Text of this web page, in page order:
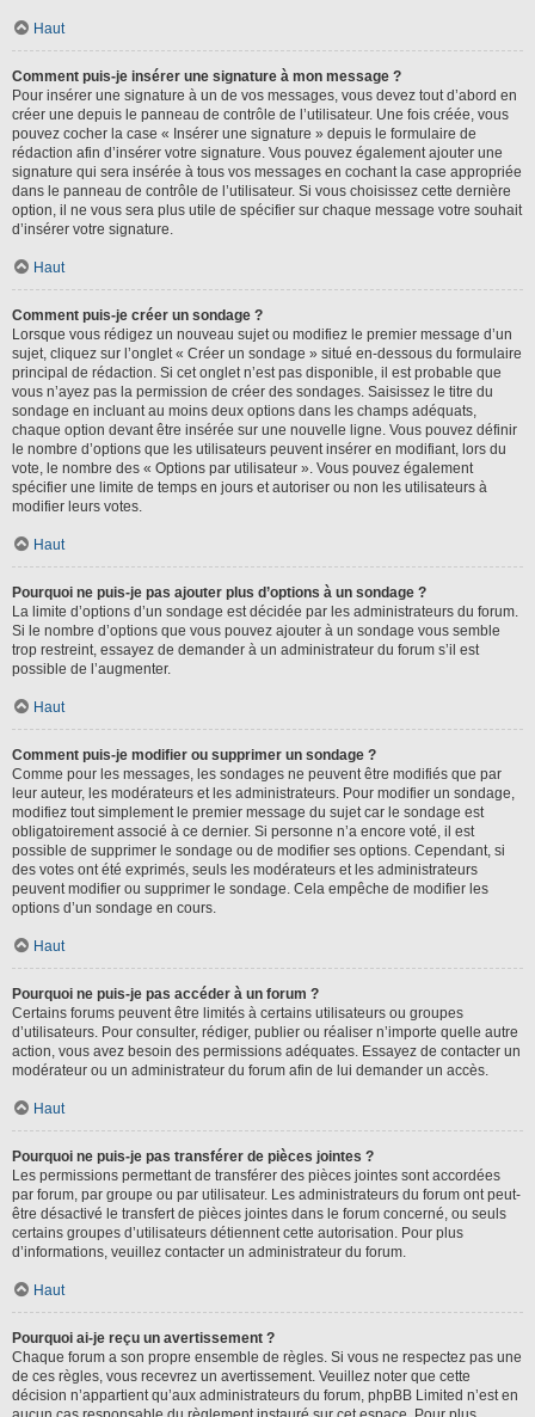
Haut
Comment puis-je insérer une signature à mon message ?
Pour insérer une signature à un de vos messages, vous devez tout d’abord en
créer une depuis le panneau de contrôle de l’utilisateur. Une fois créée, vous
pouvez cocher la case « Insérer une signature » depuis le formulaire de
rédaction afin d’insérer votre signature. Vous pouvez également ajouter une
signature qui sera insérée à tous vos messages en cochant la case appropriée
dans le panneau de contrôle de l’utilisateur. Si vous choisissez cette dernière
option, il ne vous sera plus utile de spécifier sur chaque message votre souhait
d’insérer votre signature.
Haut
Comment puis-je créer un sondage ?
Lorsque vous rédigez un nouveau sujet ou modifiez le premier message d’un
sujet, cliquez sur l’onglet « Créer un sondage » situé en-dessous du formulaire
principal de rédaction. Si cet onglet n’est pas disponible, il est probable que
vous n’ayez pas la permission de créer des sondages. Saisissez le titre du
sondage en incluant au moins deux options dans les champs adéquats,
chaque option devant être insérée sur une nouvelle ligne. Vous pouvez définir
le nombre d’options que les utilisateurs peuvent insérer en modifiant, lors du
vote, le nombre des « Options par utilisateur ». Vous pouvez également
spécifier une limite de temps en jours et autoriser ou non les utilisateurs à
modifier leurs votes.
Haut
Pourquoi ne puis-je pas ajouter plus d’options à un sondage ?
La limite d’options d’un sondage est décidée par les administrateurs du forum.
Si le nombre d’options que vous pouvez ajouter à un sondage vous semble
trop restreint, essayez de demander à un administrateur du forum s’il est
possible de l’augmenter.
Haut
Comment puis-je modifier ou supprimer un sondage ?
Comme pour les messages, les sondages ne peuvent être modifiés que par
leur auteur, les modérateurs et les administrateurs. Pour modifier un sondage,
modifiez tout simplement le premier message du sujet car le sondage est
obligatoirement associé à ce dernier. Si personne n’a encore voté, il est
possible de supprimer le sondage ou de modifier ses options. Cependant, si
des votes ont été exprimés, seuls les modérateurs et les administrateurs
peuvent modifier ou supprimer le sondage. Cela empêche de modifier les
options d’un sondage en cours.
Haut
Pourquoi ne puis-je pas accéder à un forum ?
Certains forums peuvent être limités à certains utilisateurs ou groupes
d’utilisateurs. Pour consulter, rédiger, publier ou réaliser n’importe quelle autre
action, vous avez besoin des permissions adéquates. Essayez de contacter un
modérateur ou un administrateur du forum afin de lui demander un accès.
Haut
Pourquoi ne puis-je pas transférer de pièces jointes ?
Les permissions permettant de transférer des pièces jointes sont accordées
par forum, par groupe ou par utilisateur. Les administrateurs du forum ont peut-
être désactivé le transfert de pièces jointes dans le forum concerné, ou seuls
certains groupes d’utilisateurs détiennent cette autorisation. Pour plus
d’informations, veuillez contacter un administrateur du forum.
Haut
Pourquoi ai-je reçu un avertissement ?
Chaque forum a son propre ensemble de règles. Si vous ne respectez pas une
de ces règles, vous recevrez un avertissement. Veuillez noter que cette
décision n’appartient qu’aux administrateurs du forum, phpBB Limited n’est en